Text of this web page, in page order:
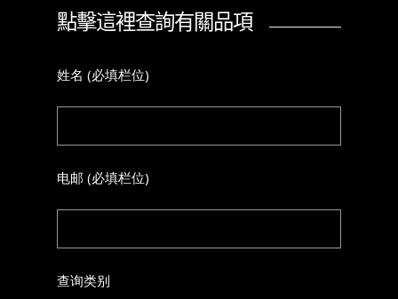
點擊這裡查詢有關品項
姓名 (必填栏位)
电邮 (必填栏位)
查询类别